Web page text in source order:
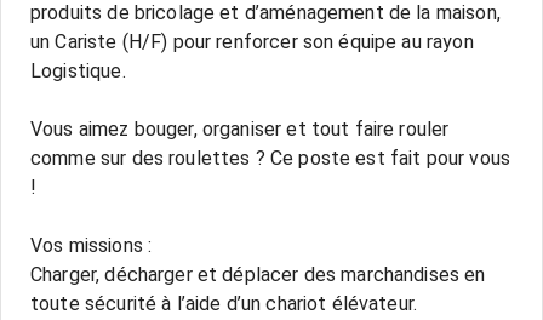
produits de bricolage et d’aménagement de la maison,
un Cariste (H/F) pour renforcer son équipe au rayon
Logistique.
Vous aimez bouger, organiser et tout faire rouler
comme sur des roulettes ? Ce poste est fait pour vous
!
Vos missions :
Charger, décharger et déplacer des marchandises en
toute sécurité à l’aide d’un chariot élévateur.